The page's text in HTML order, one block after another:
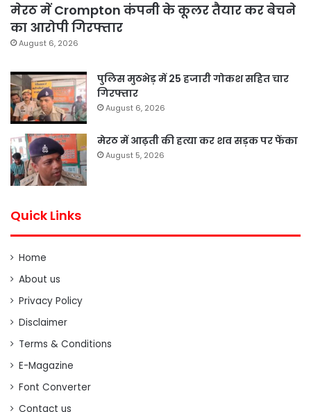
मेरठ में Crompton कंपनी के कूलर तैयार कर बेचने
का आरोपी गिरफ्तार
August 6, 2026
पुलिस मुठभेड़ में 25 हजारी गोकश सहित चार
गिरफ्तार
August 6, 2026
मेरठ में आढ़ती की हत्या कर शव सड़क पर फेंका
August 5, 2026
Quick Links
Home
About us
Privacy Policy
Disclaimer
Terms & Conditions
E-Magazine
Font Converter
Contact us